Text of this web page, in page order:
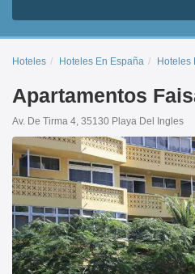
Hoteles Hoteles En España Hoteles
Apartamentos
Av. De Tirma 4, 35130 Playa Del Ingles